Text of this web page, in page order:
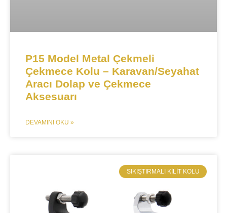
P15 Model Metal Çekmeli
Çekmece Kolu – Karavan/Seyahat
Aracı Dolap ve Çekmece
Aksesuarı​​
DEVAMINI OKU »
SIKIŞTIRMALI KILIT KOLU​